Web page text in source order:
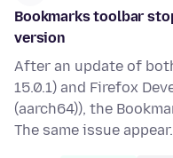
Bookmarks toolbar
version
After an update of
15.0.1) and Firefox
(aarch64)), the
The same issue